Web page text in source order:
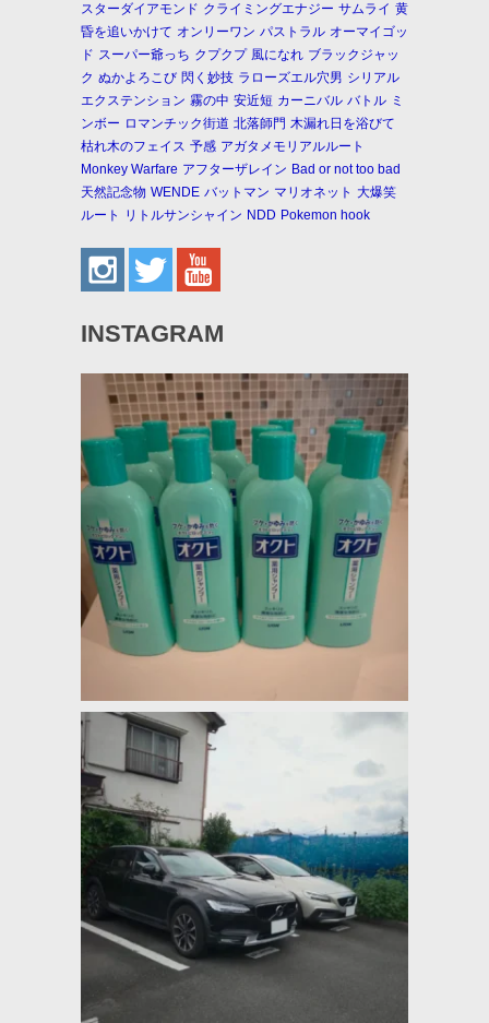
スターダイアモンド クライミングエナジー サムライ 黄
昏を追いかけて オンリーワン パストラル オーマイゴッ
ド スーパー爺っち クプクプ 風になれ ブラックジャッ
ク ぬかよろこび 閃く妙技 ラローズエル穴男 シリアル
エクステンション 霧の中 安近短 カーニバル バトル ミ
ンボー ロマンチック街道 北落師門 木漏れ日を浴びて
枯れ木のフェイス 予感 アガタメモリアルルート
Monkey Warfare アフターザレイン Bad or not too bad
天然記念物 WENDE バットマン マリオネット 大爆笑
ルート
リトルサンシャイン NDD Pokemon hook
INSTAGRAM